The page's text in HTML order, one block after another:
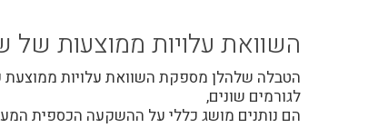
השוואת עלויות ממוצעות של
הטבלה שלהלן מספקת השוואת עלויות ממוצעת
לגורמים שונים,
הם נותנים מושג כללי על ההשקעה הכספית